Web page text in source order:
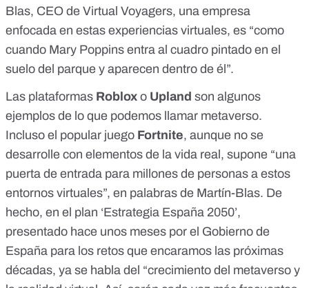
Blas, CEO de Virtual Voyagers, una empresa
enfocada en estas experiencias virtuales, es “como
cuando Mary Poppins entra al cuadro pintado en el
suelo del parque y aparecen dentro de él”.
Las plataformas Roblox o Upland son algunos
ejemplos de lo que podemos llamar metaverso.
Incluso el popular juego Fortnite, aunque no se
desarrolle con elementos de la vida real, supone “una
puerta de entrada para millones de personas a estos
entornos virtuales”, en palabras de Martín-Blas. De
hecho, en el plan ‘Estrategia España 2050’,
presentado hace unos meses por el Gobierno de
España para los retos que encaramos las próximas
décadas, ya se habla del “crecimiento del metaverso y